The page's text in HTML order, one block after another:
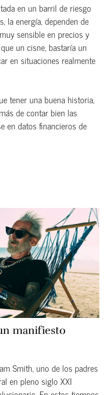
en un barril de riesgo
la energía, dependen de
sensible en precios y
un cisne, bastaría un
en situaciones realmente
tener una buena historia,
de contar bien las
en datos financieros de
manifiesto
Smith, uno de los padres
en pleno siglo XXI